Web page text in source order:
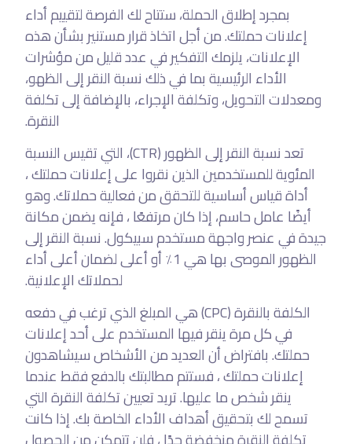
بمجرد إطلاق الحملة، ستتاح لك الفرصة لتقييم أداء
إعلانات حملتك. من أجل اتخاذ قرار مستنير بشأن هذه
الإعلانات، يلزمك التفكير في عدد قليل من مؤشرات
الأداء الرئيسية بما في ذلك نسبة النقر إلى الظهو،
ومعدلات التحويل، وتكلفة الإجراء، بالإضافة إلى تكلفة
النقرة.
تعد نسبة النقر إلى الظهور (CTR)، التي تقيس النسبة
المئوية للمستخدمين الذين نقروا على إعلانات حملتك ،
أداة قياس أساسية للتحقق من فعالية حملاتك. وهو
أيضًا عامل حاسم، إذا كان مرتفعًا ، فإنه يضمن مكانة
جيدة في عنصر واجهة مستخدم سبيكول. نسبة النقر إلى
الظهور الموصى بها هي 1٪ أو أعلى لضمان أعلى أداء
لحملاتك الإعلانية.
الكلفة بالنقرة (CPC) هي المبلغ الذي ترغب في دفعه
في كل مرة ينقر فيها المستخدم على أحد إعلانات
حملتك. بافتراض أن العديد من الأشخاص سيشاهدون
إعلانات حملتك ، فستتم مطالبتك بالدفع فقط عندما
ينقر شخص ما عليها. تريد تعيين تكلفة النقرة التي
تسمح لك بتحقيق أهداف الأداء الخاصة بك. إذا كانت